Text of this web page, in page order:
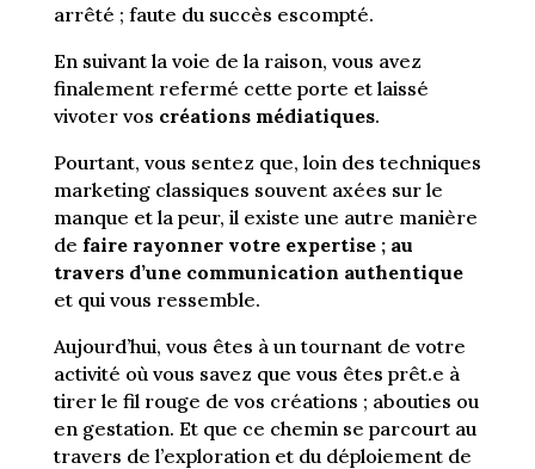
arrêté ; faute du succès escompté.
En suivant la voie de la raison, vous avez
finalement refermé cette porte et laissé
vivoter vos créations médiatiques.
Pourtant, vous sentez que, loin des techniques
marketing classiques souvent axées sur le
manque et la peur, il existe une autre manière
de faire rayonner votre expertise ; au
travers d’une communication authentique
et qui vous ressemble.
Aujourd’hui, vous êtes à un tournant de votre
activité où vous savez que vous êtes prêt.e à
tirer le fil rouge de vos créations ; abouties ou
en gestation. Et que ce chemin se parcourt au
travers de l’exploration et du déploiement de